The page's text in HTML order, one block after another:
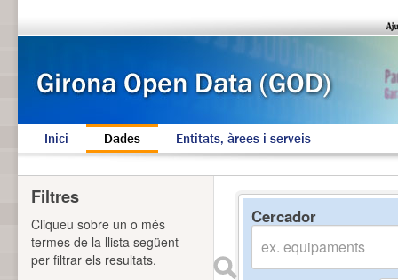
Inici Dades Entitats, àrees i serveis
Cercador
Filtres
Cliqueu sobre un o més
termes de la llista següent
per filtrar els resultats.